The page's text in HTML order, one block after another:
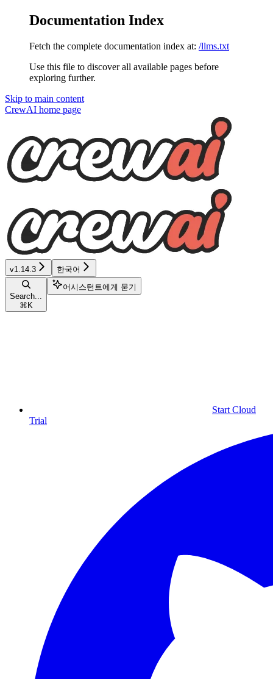
Documentation Index
Fetch the complete documentation index at: /llms.txt
Use this file to discover all available pages before
exploring further.
Skip to main content
CrewAI home page
v1.14.3 한국어
Search...
⌘ K
어시스턴트에게 묻기
Start Cloud
Trial